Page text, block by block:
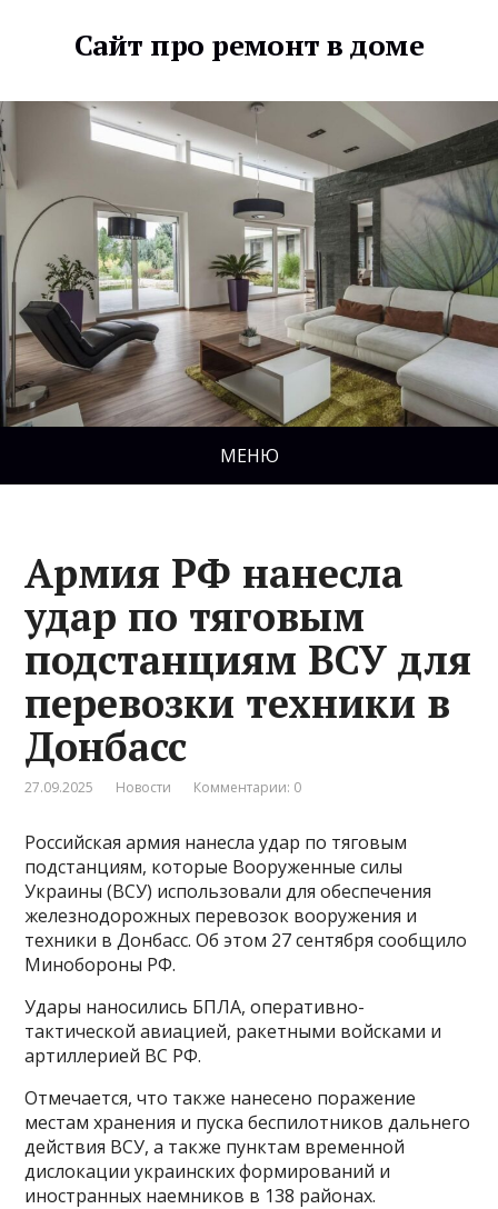
Сайт про ремонт в доме
МЕНЮ
Армия РФ нанесла
удар по тяговым
подстанциям ВСУ для
перевозки техники в
Донбасс
27.09.2025 Новости Комментарии: 0
Российская армия нанесла удар по тяговым
подстанциям, которые Вооруженные силы
Украины (ВСУ) использовали для обеспечения
железнодорожных перевозок вооружения и
техники в Донбасс. Об этом 27 сентября сообщило
Минобороны РФ.
Удары наносились БПЛА, оперативно-
тактической авиацией, ракетными войсками и
артиллерией ВС РФ.
Отмечается, что также нанесено поражение
местам хранения и пуска беспилотников дальнего
действия ВСУ, а также пунктам временной
дислокации украинских формирований и
иностранных наемников в 138 районах.